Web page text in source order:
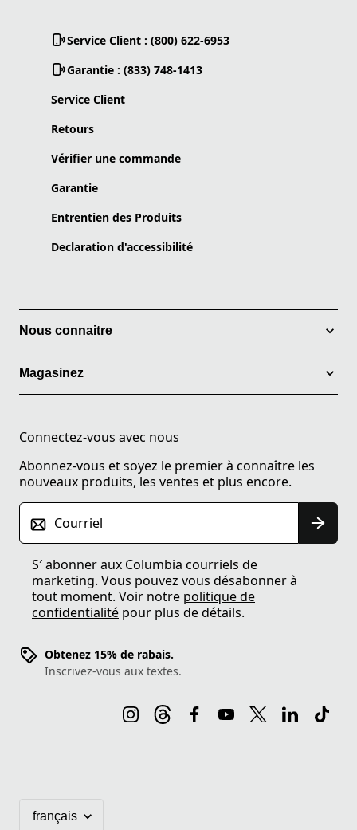
Service Client : (800) 622-6953
Garantie : (833) 748-1413
Service Client
Retours
Vérifier une commande
Garantie
Entrentien des Produits
Declaration d'accessibilité
Nous connaitre
Magasinez
Connectez-vous avec nous
Abonnez-vous et soyez le premier à connaître les
nouveaux produits, les ventes et plus encore.
Courriel
S′ abonner aux Columbia courriels de
marketing. Vous pouvez vous désabonner à
tout moment. Voir notre politique de
confidentialité pour plus de détails.
Obtenez 15% de rabais.
Inscrivez-vous aux textes.